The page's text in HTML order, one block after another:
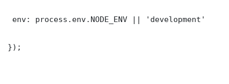
env: process.env.NODE_ENV || 'development'
});